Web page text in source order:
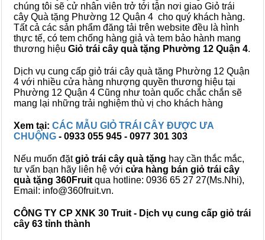
chúng tôi sẽ cử nhân viên trở tới tận nơi giao Giỏ trái
cây Quà tặng Phường 12 Quận 4 cho quý khách hàng.
Tất cả các sản phẩm đăng tải trên website đều là hình
thực tế, có tem chống hàng giả và tem bảo hành mang
thương hiệu Giỏ trái cây quà tặng Phường 12 Quận 4.
Dịch vụ cung cấp giỏ trái cây quà tặng Phường 12 Quận
4 với nhiều cửa hàng nhượng quyền thương hiệu tại
Phường 12 Quận 4 Cũng như toàn quốc chắc chắn sẽ
mang lại những trải nghiệm thù vị cho khách hàng
Xem tại: CÁC MẪU GIỎ TRÁI CÂY ĐƯỢC ƯA
CHUỘNG - 0933 055 945 - 0977 301 303
Nếu muốn đặtgiỏ trái cây quà tặng hay cần thắc mắc,
tư vấn bạn hãy liên hệ với cửa hàng bán giỏ trái cây
quà tặng 360Fruit qua hotline: 0936 65 27 27(Ms.Nhi),
Email: info@360fruit.vn.
CÔNG TY CP XNK 30 Truit - Dịch vụ cung cấp giỏ trái
cây 63 tỉnh thành